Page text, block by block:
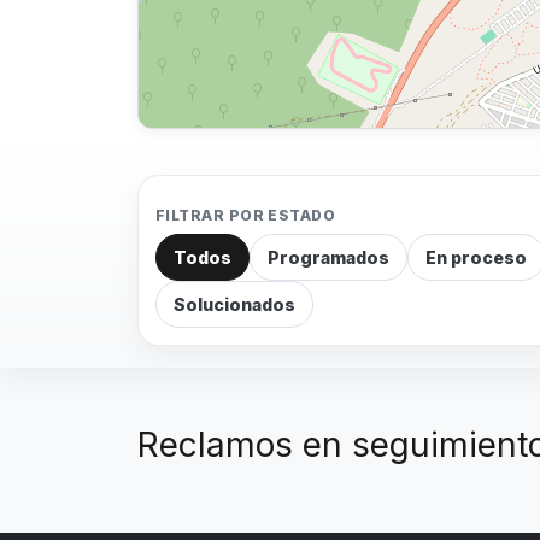
FILTRAR POR ESTADO
Todos Programados En proceso
Solucionados
Reclamos en